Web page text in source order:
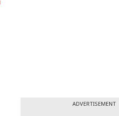
ADVERTISEMENT